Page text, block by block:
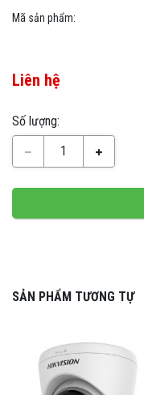
Mã sản phẩm:
Liên hệ
Số lượng:
1
SẢN PHẨM TƯƠNG TỰ